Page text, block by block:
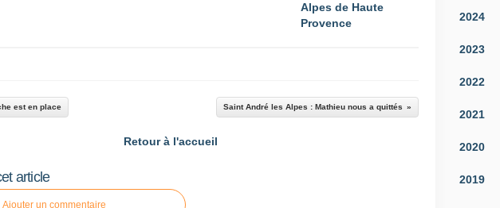
Alpes de Haute
Provence
est en place Saint André les Alpes : Mathieu nous a quittés
Retour à l'accueil
article
Ajouter un commentaire
2024
2023
2022
2021
2020
2019